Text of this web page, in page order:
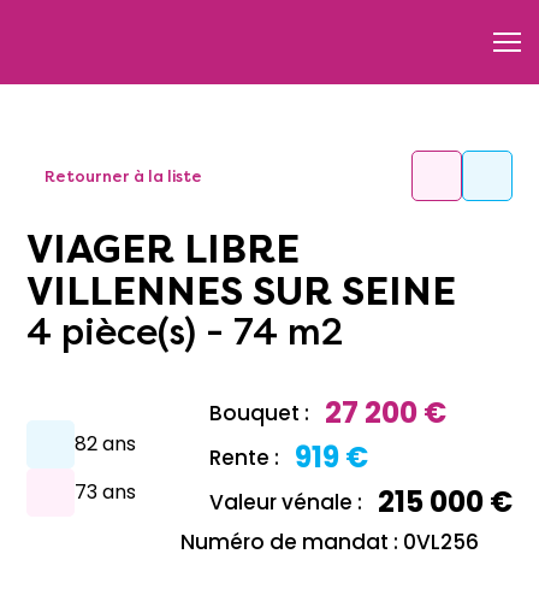
Retourner à la liste
VIAGER LIBRE
VILLENNES SUR SEINE
4 pièce(s) - 74 m2
82 ans
73 ans
Bouquet : 27 200 €
Rente : 919 €
Valeur vénale : 215 000 €
Numéro de mandat : 0VL256